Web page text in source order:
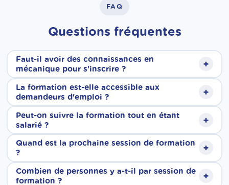
FAQ
Questions fréquentes
Faut-il avoir des connaissances en
mécanique pour s'inscrire ?
+
Aucun prérequis technique n'est nécessaire.
Nos formations sont accessibles à tous, quel
que soit votre parcours. Nos formateurs vous
accompagnent pas à pas, depuis les bases
jusqu'aux gestes techniques du métier.
La formation est-elle accessible aux
demandeurs d'emploi ?
+
Oui, tout à fait. Nos formations sont ouvertes
aux demandeurs d'emploi. Elles sont
finançables via le CPF, et si votre solde est
insuffisant, France Travail peut compléter le
Peut-on suivre la formation tout en étant
salarié ?
+
Oui. Grâce à nos sessions individualisées, le
planning de formation est adapté à vos
disponibilités. Que vous travailliez à temps
Quand est la prochaine session de formation
?
+
Nos sessions sont individualisées et
Combien de personnes y a-t-il par session de
formation ?
+